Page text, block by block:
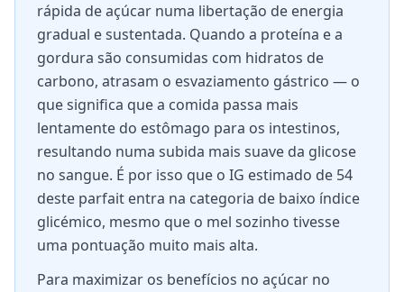
rápida de açúcar numa libertação de energia
gradual e sustentada. Quando a proteína e a
gordura são consumidas com hidratos de
carbono, atrasam o esvaziamento gástrico — o
que significa que a comida passa mais
lentamente do estômago para os intestinos,
resultando numa subida mais suave da glicose
no sangue. É por isso que o IG estimado de 54
deste parfait entra na categoria de baixo índice
glicémico, mesmo que o mel sozinho tivesse
uma pontuação muito mais alta.
Para maximizar os benefícios no açúcar no